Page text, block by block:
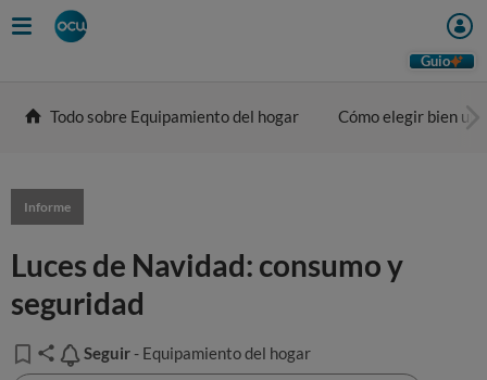
Guio
Todo sobre Equipamiento del hogar Cómo elegir bien
Informe
Luces de Navidad: consumo y
seguridad
Seguir
Seguir - Equipamiento del hogar